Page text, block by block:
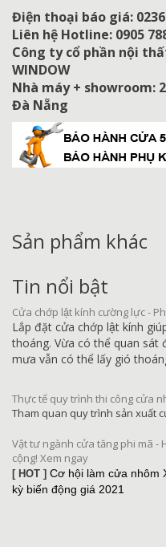
Điện thoại báo giá:
Liên hệ Hotline: 0905
Công ty cổ phần nội
WINDOW
Nhà máy + showroom:
Đà Nẵng
Sản phẩm khác
Tin nổi bật
Cửa chớp lật kính cường lực -
Lắp đặt cửa chớp lật kính
thoáng. Vừa có thể quan sát
mưa vẫn có thể lấy gió
Thực tế quy trình thi công cửa
Tham quan quy trình sản xuất
Vật tư ngành cửa tăng phi mã -
cộng! Xem ngay
[ HOT ] Cơ hội làm cửa nhôm
kỳ biến động giá 2021